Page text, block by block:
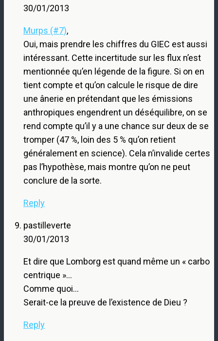
30/01/2013
Murps (#7),
Oui, mais prendre les chiffres du GIEC est aussi
intéressant. Cette incertitude sur les flux n’est
mentionnée qu’en légende de la figure. Si on en
tient compte et qu’on calcule le risque de dire
une ânerie en prétendant que les émissions
anthropiques engendrent un déséquilibre, on se
rend compte qu’il y a une chance sur deux de se
tromper (47 %, loin des 5 % qu’on retient
généralement en science). Cela n’invalide certes
pas l’hypothèse, mais montre qu’on ne peut
conclure de la sorte.
Reply
pastilleverte
30/01/2013
Et dire que Lomborg est quand même un « carbo
centrique »…
Comme quoi…
Serait-ce la preuve de l’existence de Dieu ?
Reply